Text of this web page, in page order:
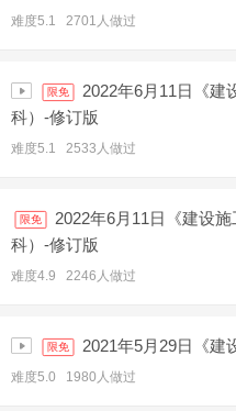
难度5.1 2701人做过
限免
科）-修订版
难度5.1 2533人做过
限免
科）-修订版
难度4.9 2246人做过
限免 2021年5月29日《建
难度5.0 1980人做过